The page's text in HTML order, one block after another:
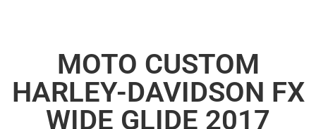
MOTO CUSTOM
HARLEY-DAVIDSON FX
WIDE GLIDE 2017